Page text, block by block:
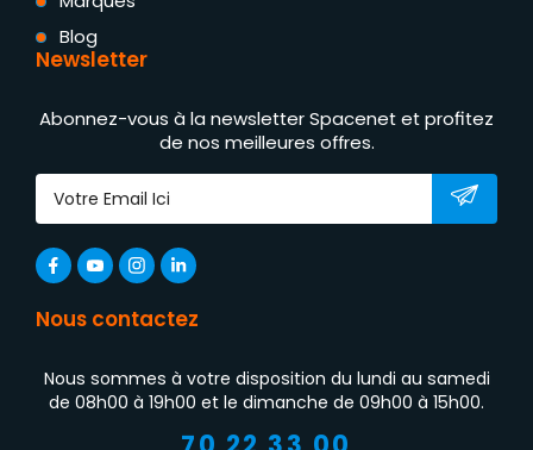
Blog
Newsletter
Abonnez-vous à la newsletter Spacenet et profitez
de nos meilleures offres.
Nous contactez
Nous sommes à votre disposition du lundi au samedi
de 08h00 à 19h00 et le dimanche de 09h00 à 15h00.